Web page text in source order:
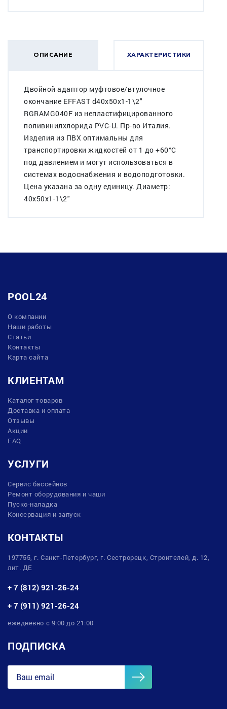
ОПИСАНИЕ ХАРАКТЕРИСТИКИ
Двойной адаптор муфтовое/втулочное
окончание EFFAST d40x50x1-1\2"
RGRAMG040F из непластифицированного
поливинилхлорида PVC-U. Пр-во Италия.
Изделия из ПВХ оптимальны для
транспортировки жидкостей от 1 до +60°C
под давлением и могут использоваться в
системах водоснабжения и водоподготовки.
Цена указана за одну единицу. Диаметр:
40x50x1-1\2"
POOL24
О компании
Наши работы
Статьи
Контакты
Карта сайта
КЛИЕНТАМ
Каталог товаров
Доставка и оплата
Отзывы
Акции
FAQ
УСЛУГИ
Сервис бассейнов
Ремонт оборудования и чаши
Пуско-наладка
Консервация и запуск
КОНТАКТЫ
197755, г. Санкт-Петербург, г. Сестрорецк, Строителей, д. 12,
лит. ДЕ
+ 7 (812) 921-26-24
+ 7 (911) 921-26-24
ежедневно с 9:00 до 21:00
ПОДПИСКА